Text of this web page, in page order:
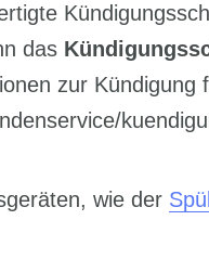
das
zur Kündigung
wie der